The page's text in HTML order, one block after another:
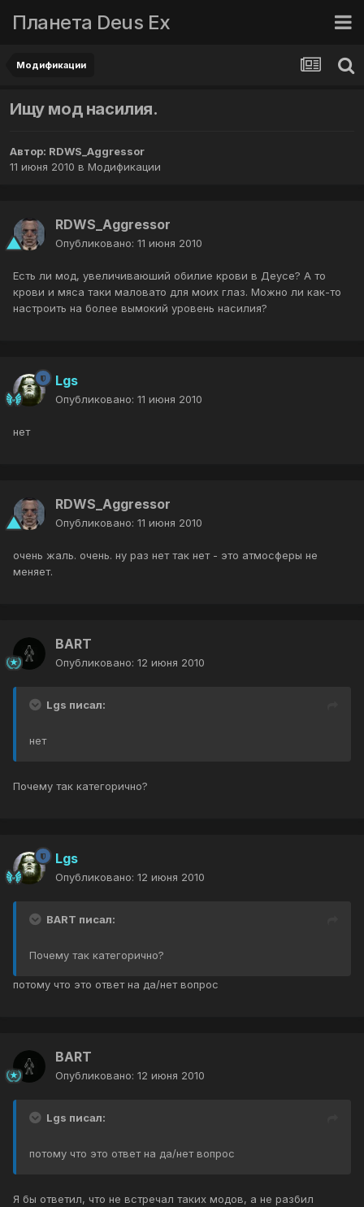
Планета Deus Ex
Модификации
Ищу мод насилия.
Автор: RDWS_Aggressor
11 июня 2010 в Модификации
RDWS_Aggressor
Опубликовано: 11 июня 2010
Есть ли мод, увеличиваюший обилие крови в Деусе? А то
крови и мяса таки маловато для моих глаз. Можно ли как-то
настроить на более вымокий уровень насилия?
Lgs
Опубликовано: 11 июня 2010
нет
RDWS_Aggressor
Опубликовано: 11 июня 2010
очень жаль. очень. ну раз нет так нет - это атмосферы не
меняет.
BART
Опубликовано: 12 июня 2010
Lgs писал:
нет
Почему так категорично?
Lgs
Опубликовано: 12 июня 2010
BART писал:
Почему так категорично?
потому что это ответ на да/нет вопрос
BART
Опубликовано: 12 июня 2010
Lgs писал:
потому что это ответ на да/нет вопрос
Я бы ответил, что не встречал таких модов, а не разбил